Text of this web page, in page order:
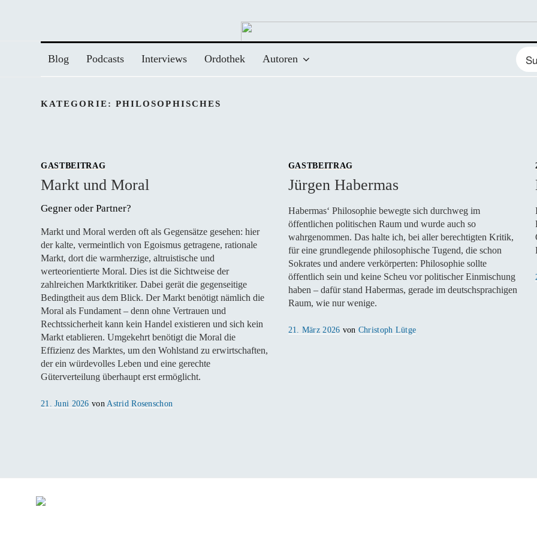
Blog Podcasts Interviews Ordothek Autoren
nach:
KATEGORIE: PHILOSOPHISCHES
GASTBEITRAG
Markt und Moral
Gegner oder Partner?
Markt und Moral werden oft als Gegensätze gesehen: hier
der kalte, vermeintlich von Egoismus getragene, rationale
Markt, dort die warmherzige, altruistische und
werteorientierte Moral. Dies ist die Sichtweise der
zahlreichen Marktkritiker. Dabei gerät die gegenseitige
Bedingtheit aus dem Blick. Der Markt benötigt nämlich die
Moral als Fundament – denn ohne Vertrauen und
Rechtssicherheit kann kein Handel existieren und sich kein
Markt etablieren. Umgekehrt benötigt die Moral die
Effizienz des Marktes, um den Wohlstand zu erwirtschaften,
der ein würdevolles Leben und eine gerechte
Güterverteilung überhaupt erst ermöglicht.
Veröffentlicht
21. Juni 2026 von Astrid Rosenschon
GASTBEITRAG
Jürgen Habermas
Habermas‘ Philosophie bewegte sich durchweg im
öffentlichen politischen Raum und wurde auch so
wahrgenommen. Das halte ich, bei aller berechtigten Kritik,
für eine grundlegende philosophische Tugend, die schon
Sokrates und andere verkörperten: Philosophie sollte
öffentlich sein und keine Scheu vor politischer Einmischung
haben – dafür stand Habermas, gerade im deutschsprachigen
Raum, wie nur wenige.
Veröffentlicht
21. März 2026 von Christoph Lütge